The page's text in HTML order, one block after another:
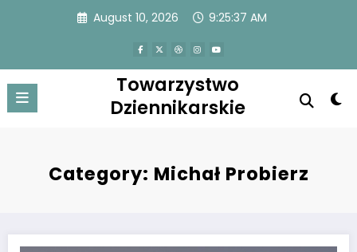
August 10, 2026 9:25:38 AM
Towarzystwo
Dziennikarskie
Category: Michał Probierz